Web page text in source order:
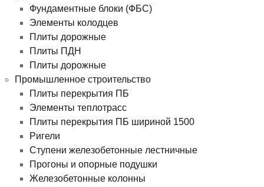
Фундаментные блоки (ФБС)
Элементы колодцев
Плиты дорожные
Плиты ПДН
Плиты дорожные
Промышленное строительство
Плиты перекрытия ПБ
Элементы теплотрасс
Плиты перекрытия ПБ шириной 1500
Ригели
Ступени железобетонные лестничные
Прогоны и опорные подушки
Железобетонные колонны